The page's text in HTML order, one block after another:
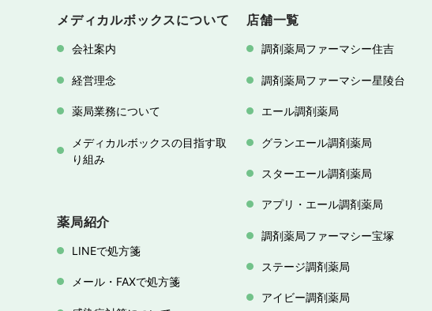
メディカルボックスについて
会社案内
経営理念
薬局業務について
メディカルボックスの目指す取
り組み
薬局紹介
LINEで処方箋
メール・FAXで処方箋
店舗一覧
調剤薬局ファーマシー住吉
調剤薬局ファーマシー星陵台
エール調剤薬局
グランエール調剤薬局
スターエール調剤薬局
アプリ・エール調剤薬局
調剤薬局ファーマシー宝塚
ステージ調剤薬局
アイビー調剤薬局